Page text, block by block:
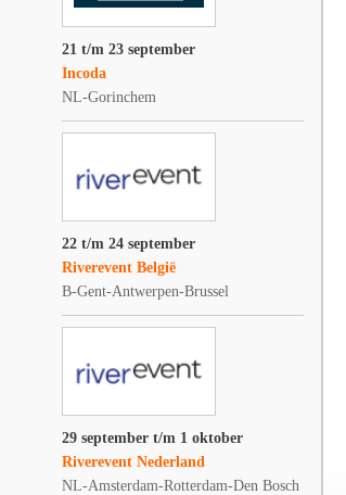
21 t/m 23 september
Incoda
NL-Gorinchem
22 t/m 24 september
Riverevent België
B-Gent-Antwerpen-Brussel
29 september t/m 1 oktober
Riverevent Nederland
NL-Amsterdam-Rotterdam-Den Bosch